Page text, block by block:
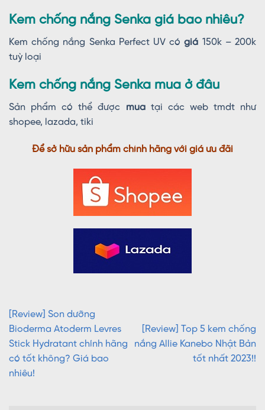
Kem chống nắng Senka giá bao nhiêu?
Kem chống nắng Senka Perfect UV cógiá 150k – 200k
tuỳ loại
Kem chống nắng Senka mua ở đâu
Sản phẩm có thể được muatại các web tmdt như
shopee, lazada, tiki
Để sở hữu sản phẩm chính hãng với giá ưu đãi
[Review] Son dưỡng
Bioderma Atoderm Levres
Stick Hydratant chính hãng
có tốt không? Giá bao
nhiêu!
[Review] Top 5 kem chống
nắng Allie Kanebo Nhật Bản
tốt nhất 2023!!